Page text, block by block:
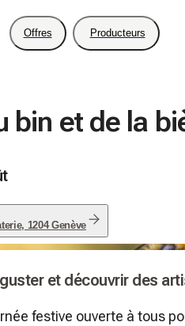
Offres Producteurs
bin et de la
1204 Genève
et découvrir des
festive ouverte à tous